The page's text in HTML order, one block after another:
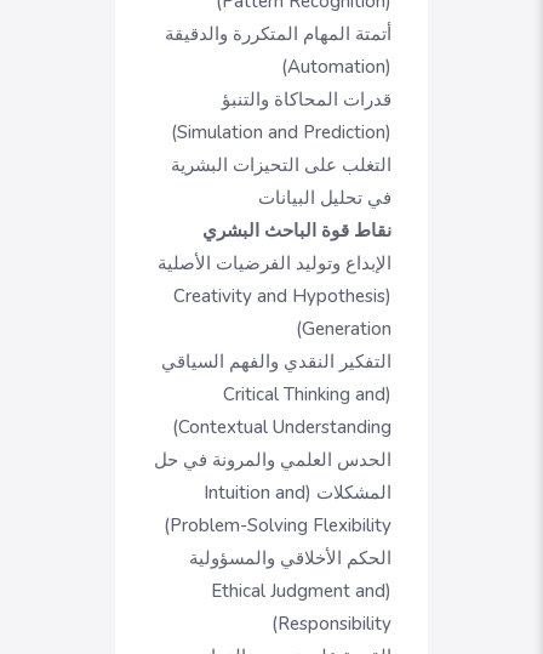
أتمتة المهام المتكررة والدقيقة
(Automation)
قدرات المحاكاة والتنبؤ
(Simulation and Prediction)
التغلب على التحيزات البشرية
في تحليل البيانات
نقاط قوة الباحث البشري
الإبداع وتوليد الفرضيات الأصلية
(Creativity and Hypothesis
Generation)
التفكير النقدي والفهم السياقي
(Critical Thinking and
Contextual Understanding)
الحدس العلمي والمرونة في حل
المشكلات (Intuition and
Problem-Solving Flexibility)
الحكم الأخلاقي والمسؤولية
(Ethical Judgment and
Responsibility)